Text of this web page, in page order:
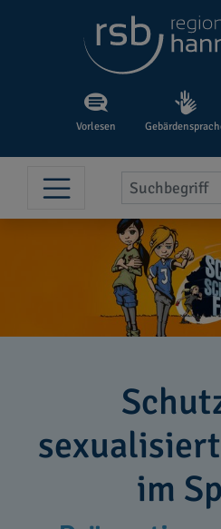
Vorlesen
im